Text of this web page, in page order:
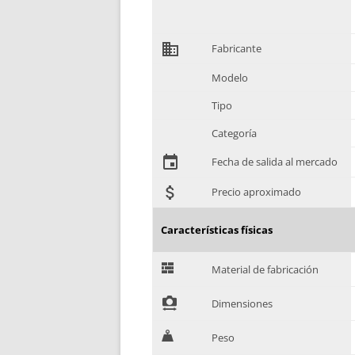
domain Fabricante
Modelo
Tipo
Categoría
event Fecha de salida al mercado
attach_money Precio aproximado
Características físicas
G Material de fabricación
! Dimensiones
H Peso